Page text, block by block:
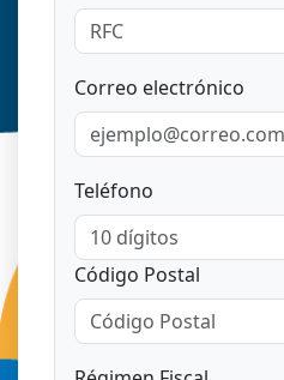
Correo electrónico
Teléfono
Código Postal